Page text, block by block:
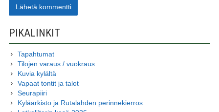
SIVUPALKKI
PIKALINKIT
Tapahtumat
Tilojen varaus / vuokraus
Kuvia kylältä
Vapaat tontit ja talot
Seurapiiri
Kyläarkisto ja Rutalahden perinnekierros